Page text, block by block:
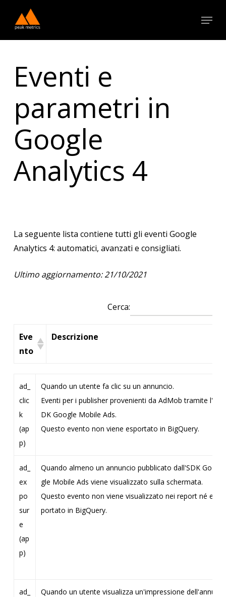
Menu
Eventi e
parametri in
Google
Analytics 4
La seguente lista contiene tutti gli eventi Google
Analytics 4: automatici, avanzati e consigliati.
Ultimo aggiornamento: 21/10/2021
Cerca:
Eve
nto
Descrizione
Ev
e
nt
o
Descrizione
ad_
clic
k
(ap
p)
Quando un utente fa clic su un annuncio.
Eventi per i publisher provenienti da AdMob tramite l'S
DK Google Mobile Ads.
Questo evento non viene esportato in BigQuery.
ad_
ex
po
sur
e
(ap
p)
Quando almeno un annuncio pubblicato dall'SDK Goo
gle Mobile Ads viene visualizzato sulla schermata.
Questo evento non viene visualizzato nei report né es
portato in BigQuery.
ad_
Quando un utente visualizza un'impressione dell'annu